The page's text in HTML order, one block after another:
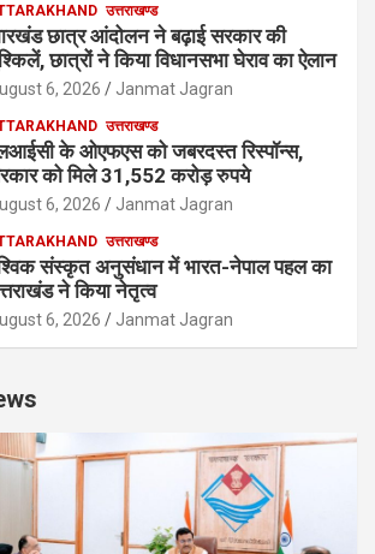
उत्तराखण्ड
छात्र आंदोलन ने बढ़ाई सरकार की
छात्रों ने किया विधानसभा घेराव का ऐलान
6, 2026 Janmat Jagran
उत्तराखण्ड
के ओएफएस को जबरदस्त रिस्पॉन्स,
को मिले 31,552 करोड़ रुपये
6, 2026 Janmat Jagran
उत्तराखण्ड
संस्कृत अनुसंधान में भारत-नेपाल पहल का
ने किया नेतृत्व
6, 2026 Janmat Jagran